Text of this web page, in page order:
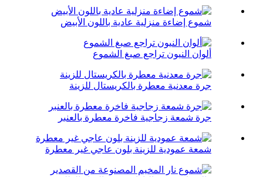
شموع إضاءة منزلية عادية باللون الأبيض
ألوان النيون تراجع صبغ الشموع
جرة معدنية معطرة بالكريستال للزينة
جرة شمعة زجاجية فاخرة معطرة بالعنبر
شمعة عمودية للزينة بلون عاجي غير معطرة